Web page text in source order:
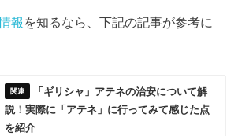
報 を知るなら、下記の記事が参考に
「ギリシャ」アテネの治安について解
説！実際に「アテネ」に行ってみて感じた点
を紹介